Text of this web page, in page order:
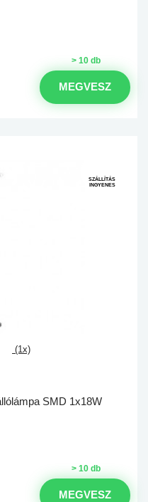
> 10 db
MEGVESZ
SZÁLLÍTÁS
INGYENES
(1x)
SMD 1x18W
> 10 db
MEGVESZ